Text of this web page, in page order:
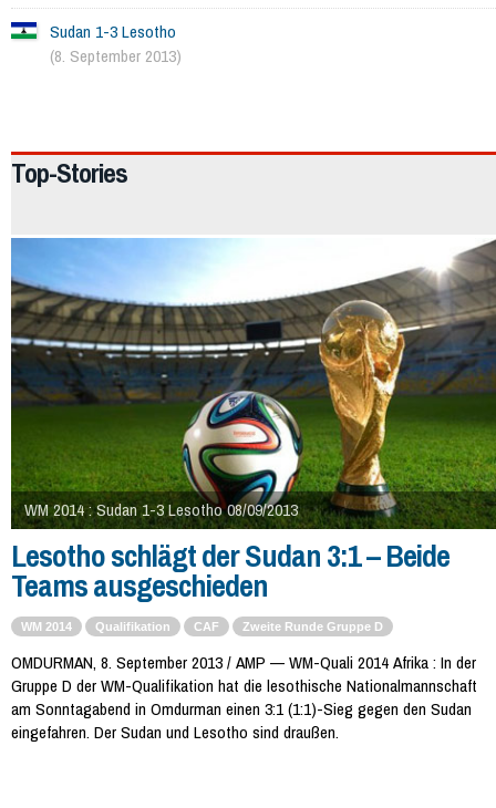
Sudan 1-3 Lesotho
(8. September 2013)
Top-Stories
WM 2014 : Sudan 1-3 Lesotho 08/09/2013
Lesotho schlägt der Sudan 3:1 – Beide
Teams ausgeschieden
WM 2014 Qualifikation CAF Zweite Runde Gruppe D
OMDURMAN, 8. September 2013 / AMP — WM-Quali 2014 Afrika : In der
Gruppe D der WM-Qualifikation hat die lesothische Nationalmannschaft
am Sonntagabend in Omdurman einen 3:1 (1:1)-Sieg gegen den Sudan
eingefahren. Der Sudan und Lesotho sind draußen.